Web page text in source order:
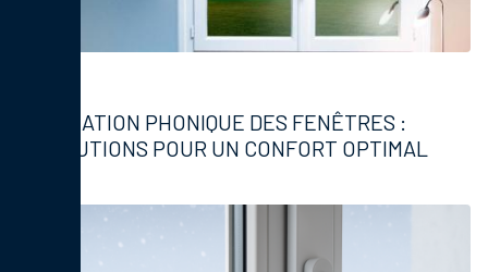
ISOLATION PHONIQUE DES FENÊTRES :
SOLUTIONS POUR UN CONFORT OPTIMAL